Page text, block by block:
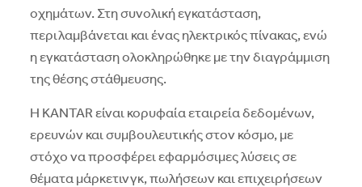
οχημάτων. Στη συνολική εγκατάσταση,
περιλαμβάνεται και ένας ηλεκτρικός πίνακας, ενώ
η εγκατάσταση ολοκληρώθηκε με την διαγράμμιση
της θέσης στάθμευσης.
Η KANTAR είναι κορυφαία εταιρεία δεδομένων,
ερευνών και συμβουλευτικής στον κόσμο, με
στόχο να προσφέρει εφαρμόσιμες λύσεις σε
θέματα μάρκετινγκ, πωλήσεων και επιχειρήσεων